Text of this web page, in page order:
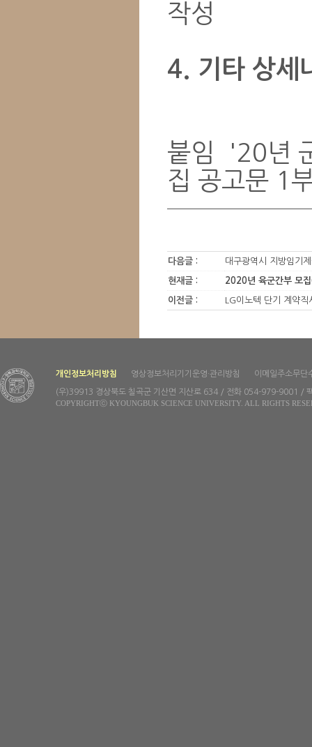
작성
4. 기타 상세
붙임 '20년
집 공고문 1
다음글 : 대구광역시 지방임기
현재글 : 2020년 육군간부 모
이전글 : LG이노텍 단기 계약
개인정보처리방침 영상정보처리기기운영·관리방침 이메일주소무단
(우)39913 경상북도 칠곡군 기산면 지산로 634 / 전화 054-979-9001 /
COPYRIGHTⓒ KYOUNGBUK SCIENCE UNIVERSITY. ALL RIGHTS